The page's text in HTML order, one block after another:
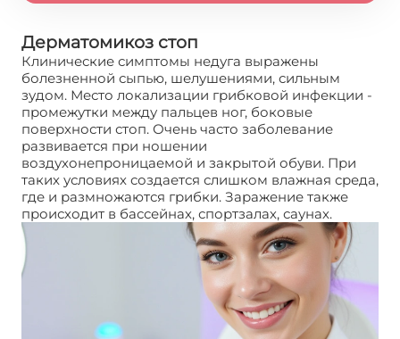
Дерматомикоз стоп
Клинические симптомы недуга выражены
болезненной сыпью, шелушениями, сильным
зудом. Место локализации грибковой инфекции -
промежутки между пальцев ног, боковые
поверхности стоп. Очень часто заболевание
развивается при ношении
воздухонепроницаемой и закрытой обуви. При
таких условиях создается слишком влажная среда,
где и размножаются грибки. Заражение также
происходит в бассейнах, спортзалах, саунах.